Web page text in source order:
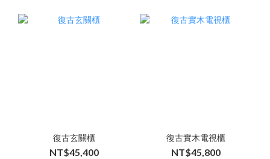
復古玄關櫃
NT$45,400
復古實木電視櫃
NT$45,800